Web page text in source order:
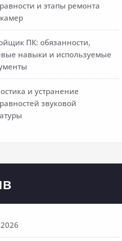
и этапы ремонта
ПК: обязанности,
навыки и используемые
и устранение
звуковой